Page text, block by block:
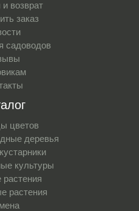
и возврат
заказ
садоводов
цветов
деревья
культуры
растения